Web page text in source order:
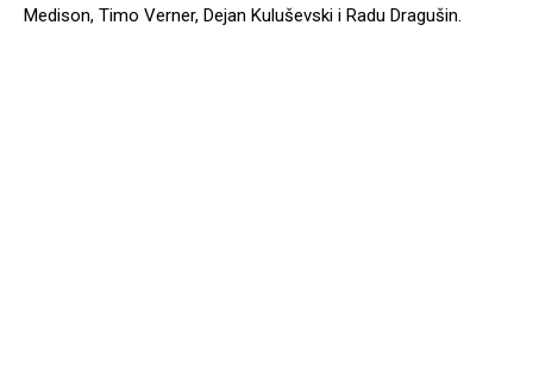
Medison, Timo Verner, Dejan Kuluševski i Radu Dragušin.